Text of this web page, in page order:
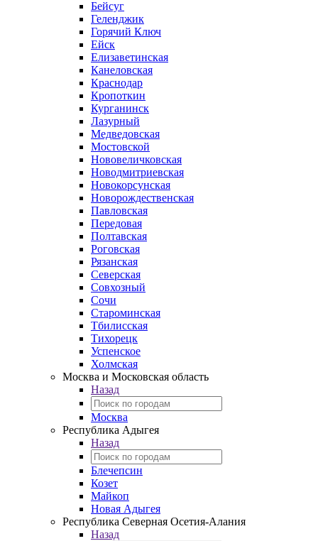
Бейсуг
Геленджик
Горячий Ключ
Ейск
Елизаветинская
Канеловская
Краснодар
Кропоткин
Курганинск
Лазурный
Медведовская
Мостовской
Нововеличковская
Новодмитриевская
Новокорсунская
Новорождественская
Павловская
Передовая
Полтавская
Роговская
Рязанская
Северская
Совхозный
Сочи
Староминская
Тбилисская
Тихорецк
Успенское
Холмская
Москва и Московская область
Назад
Москва
Республика Адыгея
Назад
Блечепсин
Козет
Майкоп
Новая Адыгея
Республика Северная Осетия-Алания
Назад